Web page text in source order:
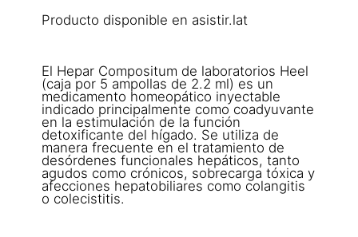
Producto disponible en asistir.lat
El Hepar Compositum de laboratorios Heel
(caja por 5 ampollas de 2.2 ml) es un
medicamento homeopático inyectable
indicado principalmente como coadyuvante
en la estimulación de la función
detoxificante del hígado. Se utiliza de
manera frecuente en el tratamiento de
desórdenes funcionales hepáticos, tanto
agudos como crónicos, sobrecarga tóxica y
afecciones hepatobiliares como colangitis
o colecistitis.